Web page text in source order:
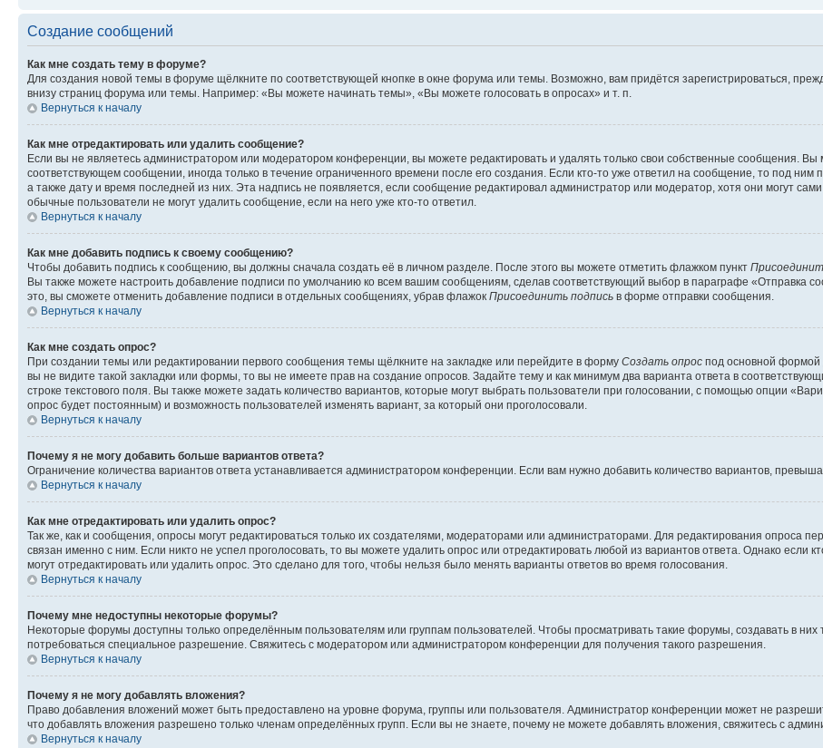
Создание сообщений
Как мне создать тему в форуме?
Для создания новой темы в форуме щёлкните по соответствующей кнопке в окне форума или темы. Возможно, вам придётся зарегистрироваться,
внизу страниц форума или темы. Например: «Вы можете начинать темы», «Вы можете голосовать в опросах» и т. п.
Вернуться к началу
Как мне отредактировать или удалить сообщение?
Если вы не являетесь администратором или модератором конференции, вы можете редактировать и удалять только свои собственные сообщения. Вы
соответствующем сообщении, иногда только в течение ограниченного времени после его создания. Если кто-то уже ответил на сообщение, то под ним
а также дату и время последней из них. Эта надпись не появляется, если сообщение редактировал администратор или модератор, хотя они могут
обычные пользователи не могут удалить сообщение, если на него уже кто-то ответил.
Вернуться к началу
Как мне добавить подпись к своему сообщению?
Чтобы добавить подпись к сообщению, вы должны сначала создать её в личном разделе. После этого вы можете отметить флажком пункт
Вы также можете настроить добавление подписи по умолчанию ко всем вашим сообщениям, сделав соответствующий выбор в параграфе «Отправка
это, вы сможете отменить добавление подписи в отдельных сообщениях, убрав флажок Присоединить подпись в форме отправки сообщения.
Вернуться к началу
Как мне создать опрос?
При создании темы или редактировании первого сообщения темы щёлкните на закладке или перейдите в форму Создать опрос под основной формой
вы не видите такой закладки или формы, то вы не имеете прав на создание опросов. Задайте тему и как минимум два варианта ответа в
строке текстового поля. Вы также можете задать количество вариантов, которые могут выбрать пользователи при голосовании, с помощью опции
опрос будет постоянным) и возможность пользователей изменять вариант, за который они проголосовали.
Вернуться к началу
Почему я не могу добавить больше вариантов ответа?
Ограничение количества вариантов ответа устанавливается администратором конференции. Если вам нужно добавить количество вариантов,
Вернуться к началу
Как мне отредактировать или удалить опрос?
Так же, как и сообщения, опросы могут редактироваться только их создателями, модераторами или администраторами. Для редактирования опроса
связан именно с ним. Если никто не успел проголосовать, то вы можете удалить опрос или отредактировать любой из вариантов ответа. Однако если
могут отредактировать или удалить опрос. Это сделано для того, чтобы нельзя было менять варианты ответов во время голосования.
Вернуться к началу
Почему мне недоступны некоторые форумы?
Некоторые форумы доступны только определённым пользователям или группам пользователей. Чтобы просматривать такие форумы, создавать в
потребоваться специальное разрешение. Свяжитесь с модератором или администратором конференции для получения такого разрешения.
Вернуться к началу
Почему я не могу добавлять вложения?
Право добавления вложений может быть предоставлено на уровне форума, группы или пользователя. Администратор конференции может не
что добавлять вложения разрешено только членам определённых групп. Если вы не знаете, почему не можете добавлять вложения, свяжитесь с
Вернуться к началу